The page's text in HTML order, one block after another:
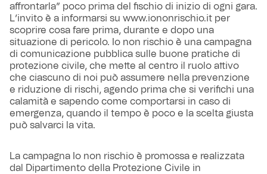
affrontarla” poco prima del fischio di inizio di ogni gara.
L’invito è a informarsi su www.iononrischio.it per
scoprire cosa fare prima, durante e dopo una
situazione di pericolo. Io non rischio è una campagna
di comunicazione pubblica sulle buone pratiche di
protezione civile, che mette al centro il ruolo attivo
che ciascuno di noi può assumere nella prevenzione
e riduzione di rischi, agendo prima che si verifichi una
calamità e sapendo come comportarsi in caso di
emergenza, quando il tempo è poco e la scelta giusta
può salvarci la vita.
La campagna Io non rischio è promossa e realizzata
dal Dipartimento della Protezione Civile in